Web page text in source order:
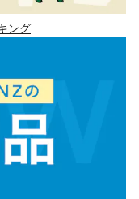
ング